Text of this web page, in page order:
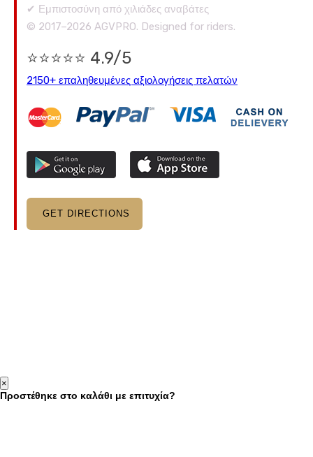
✔ Εμπιστοσύνη από χιλιάδες αναβάτες
© 2017–2026 AGVPRO. Designed for riders.
⭐⭐⭐⭐⭐ 4.9/5
2150+ επαληθευμένες αξιολογήσεις πελατών
GET DIRECTIONS
×
Προστέθηκε στο καλάθι με επιτυχία?